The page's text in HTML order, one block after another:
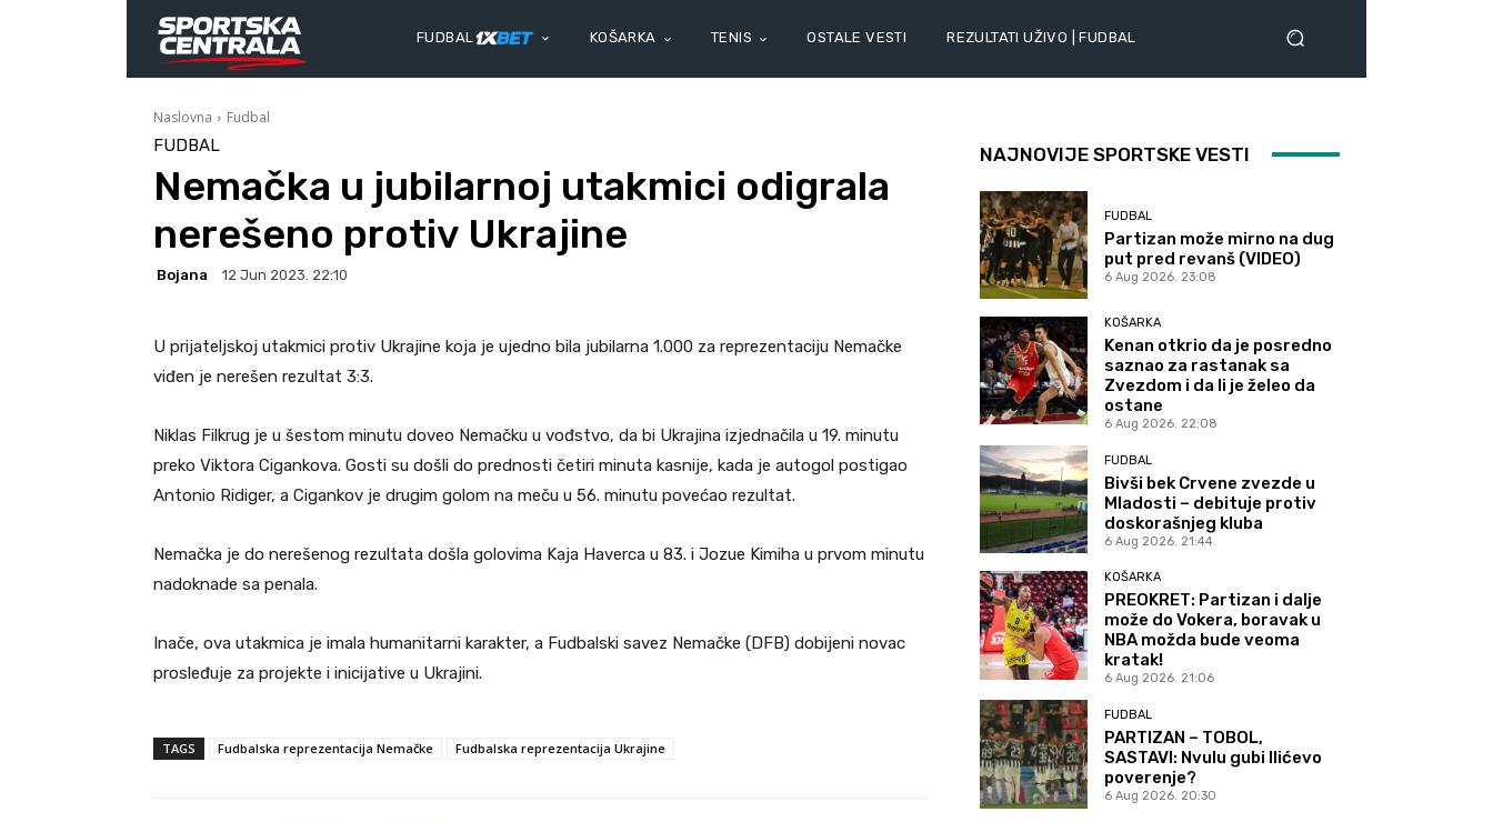
FUDBAL KOŠARKA TENIS OSTALE VESTI REZULTATI UŽIVO | FUDBAL
Naslovna Fudbal
FUDBAL
Nemačka u jubilarnoj utakmici odigrala
nerešeno protiv Ukrajine
Bojana 12 Jun 2023. 22:10
U prijateljskoj utakmici protiv Ukrajine koja je ujedno bila jubilarna 1.000 za reprezentaciju Nemačke
viđen je nerešen rezultat 3:3.
Niklas Filkrug je u šestom minutu doveo Nemačku u vođstvo, da bi Ukrajina izjednačila u 19. minutu
preko Viktora Cigankova. Gosti su došli do prednosti četiri minuta kasnije, kada je autogol postigao
Antonio Ridiger, a Cigankov je drugim golom na meču u 56. minutu povećao rezultat.
Nemačka je do nerešenog rezultata došla golovima Kaja Haverca u 83. i Jozue Kimiha u prvom minutu
nadoknade sa penala.
Inače, ova utakmica je imala humanitarni karakter, a Fudbalski savez Nemačke (DFB) dobijeni novac
prosleđuje za projekte i inicijative u Ukrajini.
TAGS Fudbalska reprezentacija Nemačke Fudbalska reprezentacija Ukrajine
NAJNOVIJE SPORTSKE VESTI
FUDBAL
Partizan može mirno na dug
put pred revanš (VIDEO)
6 Aug 2026. 23:08
KOŠARKA
Kenan otkrio da je posredno
saznao za rastanak sa
Zvezdom i da li je želeo da
ostane
6 Aug 2026. 22:08
FUDBAL
Bivši bek Crvene zvezde u
Mladosti – debituje protiv
doskorašnjeg kluba
6 Aug 2026. 21:44
KOŠARKA
PREOKRET: Partizan i dalje
može do Vokera, boravak u
NBA možda bude veoma
kratak!
6 Aug 2026. 21:06
FUDBAL
PARTIZAN – TOBOL,
SASTAVI: Nvulu gubi Ilićevo
poverenje?
6 Aug 2026. 20:30